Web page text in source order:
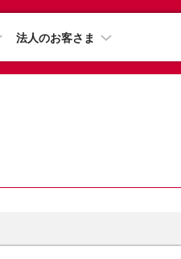
法人のお客さま